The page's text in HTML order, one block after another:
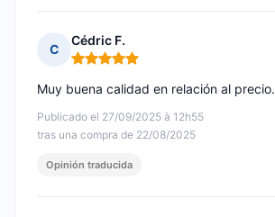
C
Cédric F.
Nota: 5 de 5
Publicado el 27/09/2025 à 12h55
tras una compra de 22/08/2025
Muy buena calidad en relación al precio.
Opinión traducida